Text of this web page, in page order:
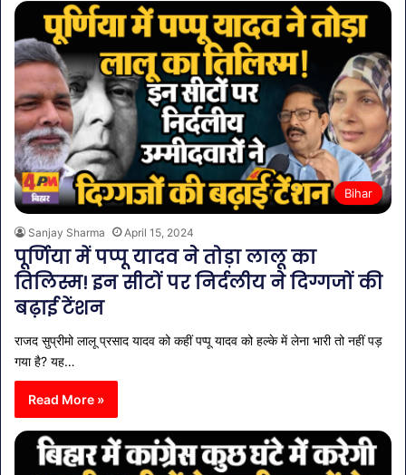
Bihar
Sanjay Sharma April 15, 2024
पूर्णिया में पप्पू यादव ने तोड़ा लालू का
तिलिस्म! इन सीटों पर निर्दलीय ने दिग्गजों की
बढ़ाई टेंशन
राजद सुप्रीमो लालू प्रसाद यादव को कहीं पप्पू यादव को हल्के में लेना भारी तो नहीं पड़
गया है? यह…
Read More »